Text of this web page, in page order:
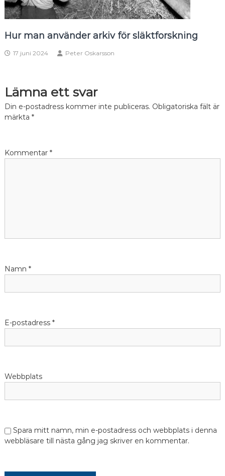
Hur man använder arkiv för släktforskning
17 juni 2024 Peter Oskarsson
Lämna ett svar
Din e-postadress kommer inte publiceras. Obligatoriska fält är
märkta *
Kommentar *
Namn *
E-postadress *
Webbplats
Spara mitt namn, min e-postadress och webbplats i denna
webbläsare till nästa gång jag skriver en kommentar.